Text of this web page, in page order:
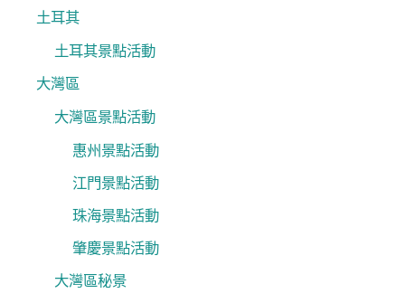
土耳其
土耳其景點活動
大灣區
大灣區景點活動
惠州景點活動
江門景點活動
珠海景點活動
肇慶景點活動
大灣區秘景